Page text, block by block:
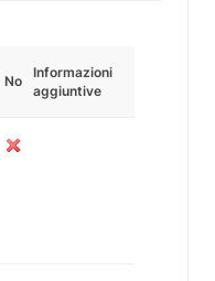
No
Informazioni
aggiuntive